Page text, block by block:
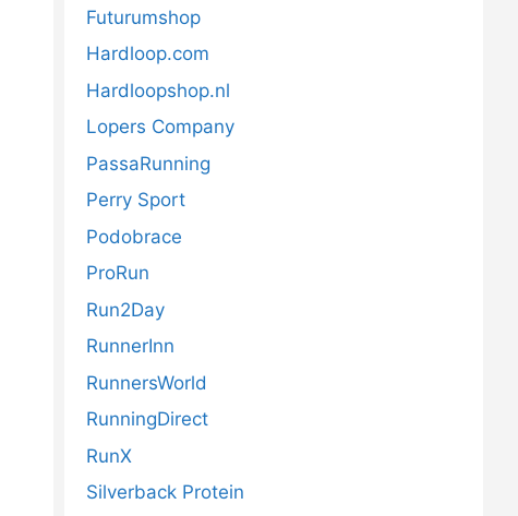
Futurumshop
Hardloop.com
Hardloopshop.nl
Lopers Company
PassaRunning
Perry Sport
Podobrace
ProRun
Run2Day
RunnerInn
RunnersWorld
RunningDirect
RunX
Silverback Protein